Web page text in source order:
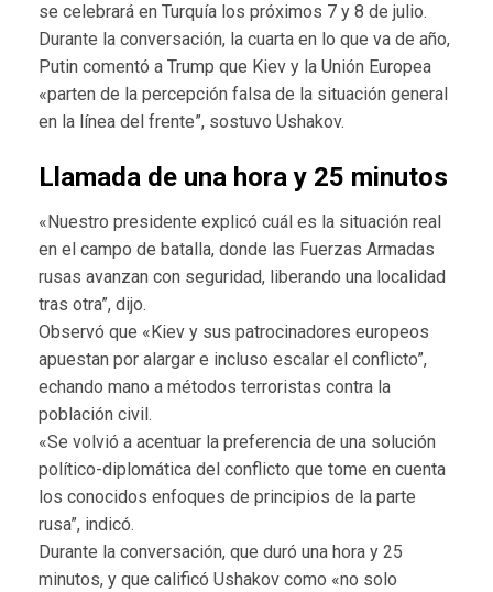
se celebrará en Turquía los próximos 7 y 8 de julio.
Durante la conversación, la cuarta en lo que va de año,
Putin comentó a Trump que Kiev y la Unión Europea
«parten de la percepción falsa de la situación general
en la línea del frente”, sostuvo Ushakov.
Llamada de una hora y 25 minutos
«Nuestro presidente explicó cuál es la situación real
en el campo de batalla, donde las Fuerzas Armadas
rusas avanzan con seguridad, liberando una localidad
tras otra”, dijo.
Observó que «Kiev y sus patrocinadores europeos
apuestan por alargar e incluso escalar el conflicto”,
echando mano a métodos terroristas contra la
población civil.
«Se volvió a acentuar la preferencia de una solución
político-diplomática del conflicto que tome en cuenta
los conocidos enfoques de principios de la parte
rusa”, indicó.
Durante la conversación, que duró una hora y 25
minutos, y que calificó Ushakov como «no solo